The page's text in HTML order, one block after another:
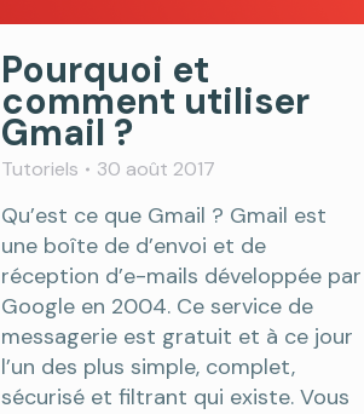
Pourquoi et
comment utiliser
Gmail ?
Tutoriels 30 août 2017
Qu’est ce que Gmail ? Gmail est
une boîte de d’envoi et de
réception d’e-mails développée par
Google en 2004. Ce service de
messagerie est gratuit et à ce jour
l’un des plus simple, complet,
sécurisé et filtrant qui existe. Vous